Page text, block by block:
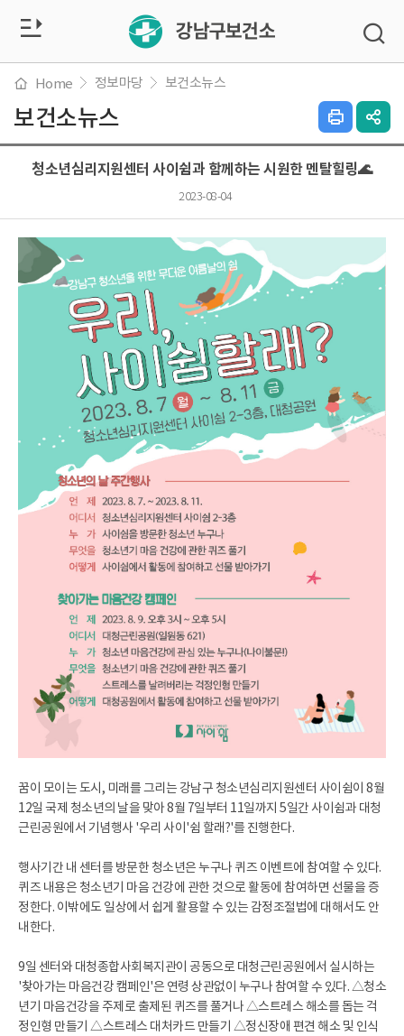
체
메
뉴
열
기
검
색
창
기
Home 정보마당 보건소뉴스
보건소뉴스
인
쇄
하
기
공
유
청소년심리지원센터 사이쉼과 함께하는 시원한 멘탈힐링🌊
2023-08-04
꿈이 모이는 도시, 미래를 그리는 강남구 청소년심리지원센터 사이쉼이 8월
12일 국제 청소년의 날을 맞아 8월 7일부터 11일까지 5일간 사이쉼과 대청
근린공원에서 기념행사 '우리 사이'쉼 할래?'를 진행한다.
행사기간 내 센터를 방문한 청소년은 누구나 퀴즈 이벤트에 참여할 수 있다.
퀴즈 내용은 청소년기 마음 건강에 관한 것으로 활동에 참여하면 선물을 증
정한다. 이밖에도 일상에서 쉽게 활용할 수 있는 감정조절법에 대해서도 안
내한다.
9일 센터와 대청종합사회복지관이 공동으로 대청근린공원에서 실시하는
'찾아가는 마음건강 캠페인'은 연령 상관없이 누구나 참여할 수 있다. △청소
년기 마음건강을 주제로 출제된 퀴즈를 풀거나 △스트레스 해소를 돕는 걱
정인형 만들기 △스트레스 대처카드 만들기 △정신장애 편견 해소 및 인식